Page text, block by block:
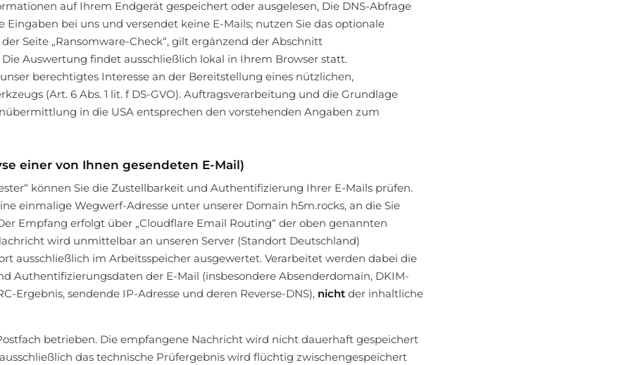
auf Ihrem Endgerät gespeichert oder ausgelesen, Die DNS-Abfrage
Eingaben bei uns und versendet keine E-Mails; nutzen Sie das optionale
Seite „Ransomware-Check“, gilt ergänzend der Abschnitt
Auswertung findet ausschließlich lokal in Ihrem Browser statt.
berechtigtes Interesse an der Bereitstellung eines nützlichen,
(Art. 6 Abs. 1 lit. f DS-GVO). Auftragsverarbeitung und die Grundlage
in die USA entsprechen den vorstehenden Angaben zum
einer von Ihnen gesendeten E-Mail)
können Sie die Zustellbarkeit und Authentifizierung Ihrer E-Mails prüfen.
einmalige Wegwerf-Adresse unter unserer Domain h5m.rocks, an die Sie
Empfang erfolgt über „Cloudflare Email Routing“ der oben genannten
wird unmittelbar an unseren Server (Standort Deutschland)
ausschließlich im Arbeitsspeicher ausgewertet. Verarbeitet werden dabei die
Authentifizierungsdaten der E-Mail (insbesondere Absenderdomain, DKIM-
Ergebnis, sendende IP-Adresse und deren Reverse-DNS), nicht der inhaltliche
betrieben. Die empfangene Nachricht wird nicht dauerhaft gespeichert
das technische Prüfergebnis wird flüchtig zwischengespeichert